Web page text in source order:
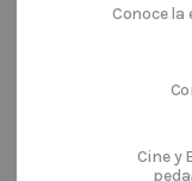
Conoce
Cine y